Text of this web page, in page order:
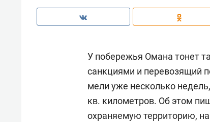
У побережья Омана тонет
санкциями и перевозящий
мели уже несколько
кв. километров. Об этом
охраняемую территорию,